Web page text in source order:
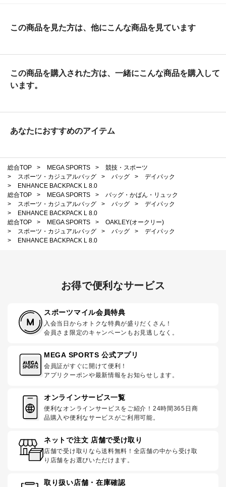
この商品を見た方は、他にこんな商品を見ています
この商品を購入された方は、一緒にこんな商品を購入して
います。
あなたにおすすめのアイテム
総合TOP > MEGA SPORTS >
競技・スポーツ
>
スポーツ・カジュアルバッグ > バッグ >
デイパック
>
ENHANCE BACKPACK L 8.0
総合TOP
> MEGA SPORTS >
バッグ・かばん・リュック
>
スポーツ・カジュアルバッグ > バッグ >
デイパック
>
ENHANCE BACKPACK L 8.0
総合TOP
> MEGA SPORTS >
OAKLEY(オークリー)
>
スポーツ・カジュアルバッグ > バッグ >
デイパック
>
ENHANCE BACKPACK L 8.0
お得で便利なサービス
スポーツマイル会員特典
入会当日からオトクな特典が盛りだくさん！
会員さま限定のキャンペーンもお見逃しなく。
MEGA SPORTS 公式アプリ
会員証がすぐに開けて便利！
アプリクーポンや最新情報をお知らせします。
オンラインサービス一覧
便利なオンラインサービスをご紹介！24時間365日商
品購入や便利なサービスがご利用可能。
ネットで注文 店舗で受け取り
店舗で受け取りなら送料無料！全店舗の中から受け取
り店舗をお選びいただけます。
取り扱い店舗・在庫確認